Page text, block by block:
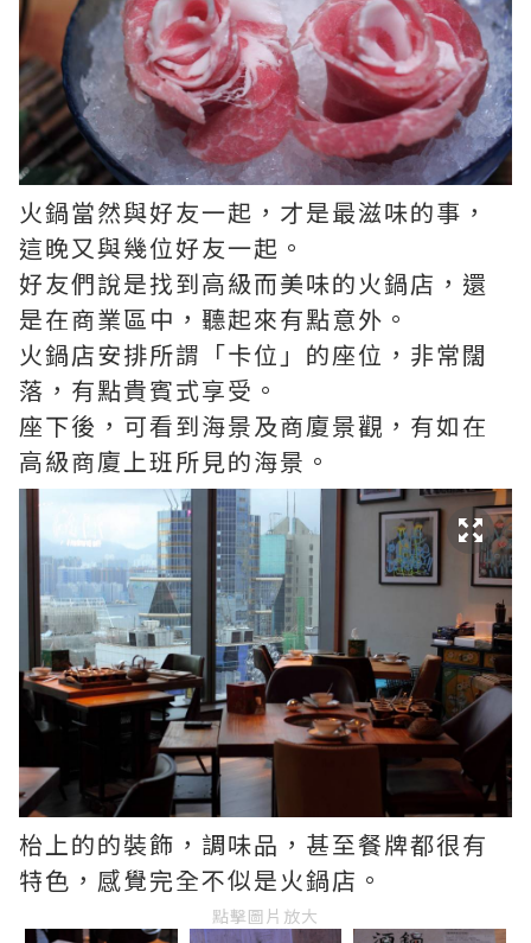
火鍋當然與好友一起，才是最滋味的事，
這晚又與幾位好友一起。
好友們說是找到高級而美味的火鍋店，還
是在商業區中，聽起來有點意外。
火鍋店安排所謂「卡位」的座位，非常闊
落，有點貴賓式享受。
座下後，可看到海景及商廈景觀，有如在
高級商廈上班所見的海景。
枱上的的裝飾，調味品，甚至餐牌都很有
特色，感覺完全不似是火鍋店。
點擊圖片放大